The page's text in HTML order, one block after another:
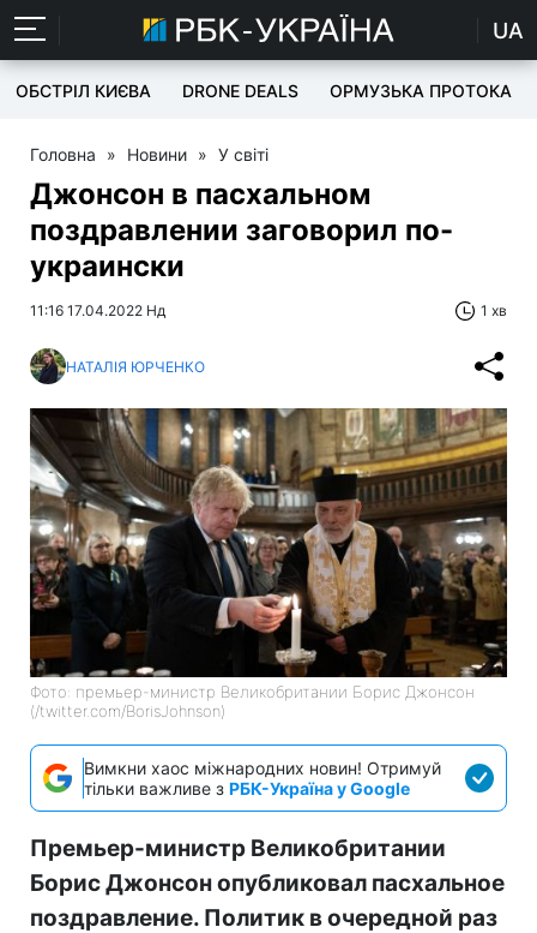
UA
ОБСТРІЛ КИЄВА DRONE DEALS ОРМУЗЬКА ПРОТОКА
Головна » Новини » У світі
Джонсон в пасхальном
поздравлении заговорил по-
украински
11:16 17.04.2022 Нд 1 хв
НАТАЛІЯ ЮРЧЕНКО
Фото: премьер-министр Великобритании Борис Джонсон
(/twitter.com/BorisJohnson)
Вимкни хаос міжнародних новин! Отримуй
тільки важливе з РБК-Україна у Google
Премьер-министр Великобритании
Борис Джонсон опубликовал пасхальное
поздравление. Политик в очередной раз